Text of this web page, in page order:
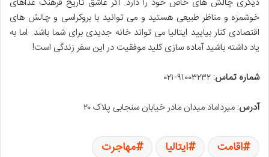
خوشمزه و مناظر طبیعی هستید و می توانید با بروکراسی و چالش های
اقتصادی کنار بیایید ایتالیا می تواند خانه جدیدی برای شما باشد. اما به
یاد داشته باشید آماده سازی کلید موفقیت در این سفر زندگی است!
شماره تماس: ۹۱۰۰۳۲۳۲-۰۲۱
آدرس: میرداماد میدان مادر خیابان سنجابی پلاک ۲۰
اقامت ایتالیا مهاجرت